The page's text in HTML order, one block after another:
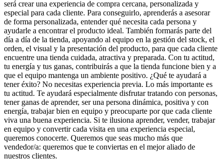
será crear una experiencia de compra cercana, personalizada y
especial para cada cliente. Para conseguirlo, aprenderás a asesorar
de forma personalizada, entender qué necesita cada persona y
ayudarle a encontrar el producto ideal. También formarás parte del
día a día de la tienda, apoyando al equipo en la gestión del stock, el
orden, el visual y la presentación del producto, para que cada cliente
encuentre una tienda cuidada, atractiva y preparada. Con tu actitud,
tu energía y tus ganas, contribuirás a que la tienda funcione bien y a
que el equipo mantenga un ambiente positivo. ¿Qué te ayudará a
tener éxito? No necesitas experiencia previa. Lo más importante es
tu actitud. Te ayudará especialmente disfrutar tratando con personas,
tener ganas de aprender, ser una persona dinámica, positiva y con
energía, trabajar bien en equipo y preocuparte por que cada cliente
viva una buena experiencia. Si te ilusiona aprender, vender, trabajar
en equipo y convertir cada visita en una experiencia especial,
queremos conocerte. Queremos que seas mucho más que
vendedor/a: queremos que te conviertas en el mejor aliado de
nuestros clientes.